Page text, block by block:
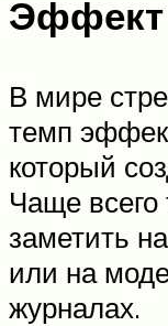
В мире
темп
который
Чаще всего
заметить
или на
журналах.